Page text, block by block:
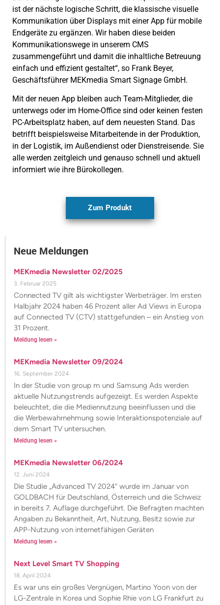
ist der nächste logische Schritt, die klassische visuelle
Kommunikation über Displays mit einer App für mobile
Endgeräte zu ergänzen. Wir haben diese beiden
Kommunikationswege in unserem CMS
zusammengeführt und damit die inhaltliche Betreuung
einfach und effizient gestaltet“, so Frank Beyer,
Geschäftsführer MEKmedia Smart Signage GmbH.
Mit der neuen App bleiben auch Team-Mitglieder, die
unterwegs oder im Home-Office sind oder keinen festen
PC-Arbeitsplatz haben, auf dem neuesten Stand. Das
betrifft beispielsweise Mitarbeitende in der Produktion,
in der Logistik, im Außendienst oder Dienstreisende. Sie
alle werden zeitgleich und genauso schnell und aktuell
informiert wie ihre Bürokollegen.
Zum Produkt
Neue Meldungen
MEKmedia Newsletter 02/2025
3. Februar 2025
Connected TV gilt als wichtigster Werbeträger. Im ersten
Halbjahr 2024 haben 46 Prozent aller Ad Views in Europa
auf Connected TV (CTV) stattgefunden – ein Anstieg von
31 Prozent.
Meldung lesen »
MEKmedia Newsletter 09/2024
16. September 2024
In der Studie von group m und Samsung Ads werden
aktuelle Nutzungstrends aufgezeigt. Es werden Aspekte
beleuchtet, die die Mediennutzung beeinflussen und die
die Werbewahrnehmung sowie Interaktionspotenziale auf
dem Smart TV untersuchen.
Meldung lesen »
MEKmedia Newsletter 06/2024
12. Juni 2024
Die Studie „Advanced TV 2024“ wurde im Januar von
GOLDBACH für Deutschland, Österreich und die Schweiz
in bereits 7. Auflage durchgeführt. Die Befragten machten
Angaben zu Bekanntheit, Art, Nutzung, Besitz sowie zur
APP-Nutzung von internetfähigen Geräten
Meldung lesen »
Next Level Smart TV Shopping
18. April 2024
Es war uns ein großes Vergnügen, Martino Yoon von der
LG-Zentrale in Korea und Sophie Rhie von LG Frankfurt zu